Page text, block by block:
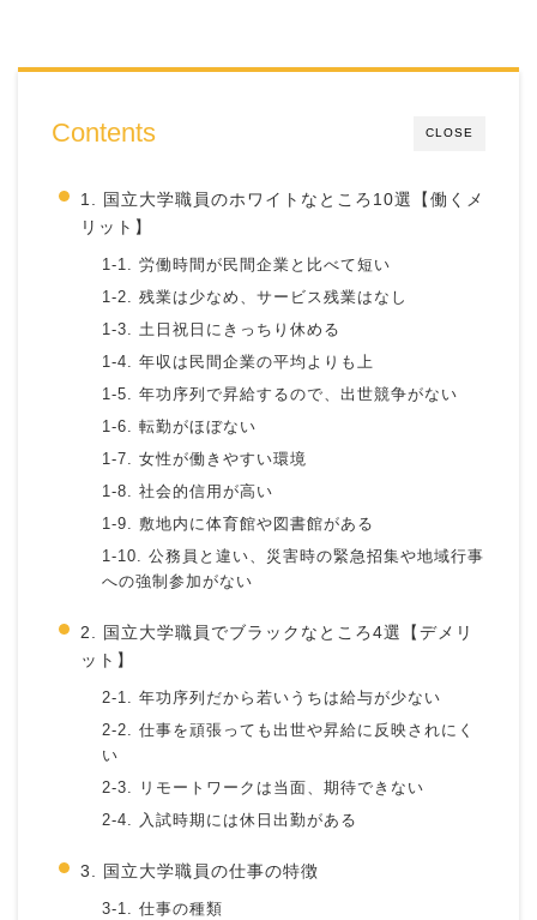
CLOSE
Contents
1. 国立大学職員のホワイトなところ10選【働くメ
リット】
1-1. 労働時間が民間企業と比べて短い
1-2. 残業は少なめ、サービス残業はなし
1-3. 土日祝日にきっちり休める
1-4. 年収は民間企業の平均よりも上
1-5. 年功序列で昇給するので、出世競争がない
1-6. 転勤がほぼない
1-7. 女性が働きやすい環境
1-8. 社会的信用が高い
1-9. 敷地内に体育館や図書館がある
1-10. 公務員と違い、災害時の緊急招集や地域行事
への強制参加がない
2. 国立大学職員でブラックなところ4選【デメリ
ット】
2-1. 年功序列だから若いうちは給与が少ない
2-2. 仕事を頑張っても出世や昇給に反映されにく
い
2-3. リモートワークは当面、期待できない
2-4. 入試時期には休日出勤がある
3. 国立大学職員の仕事の特徴
3-1. 仕事の種類